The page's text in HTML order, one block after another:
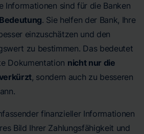
Informationen sind für die Banken
Bedeutung. Sie helfen der Bank, Ihre
einzuschätzen und den
zu bestimmen. Das bedeutet
Dokumentation nicht nur die
, sondern auch zu besseren
finanzieller Informationen
Bild Ihrer Zahlungsfähigkeit und